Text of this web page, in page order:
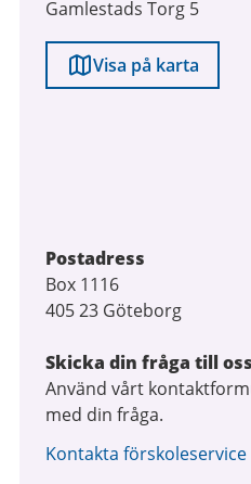
Gamlestads Torg 5
Visa på karta
Postadress
Box 1116
405 23 Göteborg
Skicka din fråga till oss
Använd vårt
med din fråga.
Kontakta förskoleservice